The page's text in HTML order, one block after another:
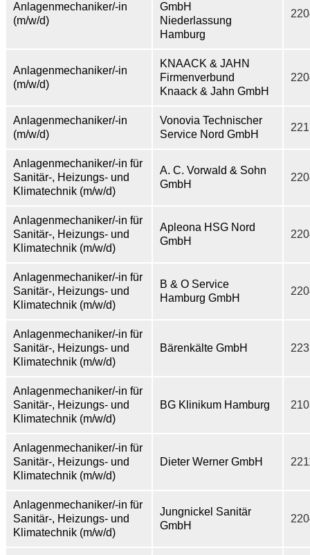
Anlagenmechaniker/-in
(m/w/d)
GmbH
Niederlassung
Hamburg
Anlagenmechaniker/-in
(m/w/d)
KNAACK & JAHN
Firmenverbund
Knaack & Jahn GmbH
Anlagenmechaniker/-in
(m/w/d)
Vonovia Technischer
Service Nord GmbH
Anlagenmechaniker/-in für
Sanitär-, Heizungs- und
Klimatechnik (m/w/d)
A. C. Vorwald & Sohn
GmbH
Anlagenmechaniker/-in für
Sanitär-, Heizungs- und
Klimatechnik (m/w/d)
Apleona HSG Nord
GmbH
Anlagenmechaniker/-in für
Sanitär-, Heizungs- und
Klimatechnik (m/w/d)
B & O Service
Hamburg GmbH
Anlagenmechaniker/-in für
Sanitär-, Heizungs- und
Klimatechnik (m/w/d)
Bärenkälte GmbH
Anlagenmechaniker/-in für
Sanitär-, Heizungs- und
Klimatechnik (m/w/d)
BG Klinikum Hamburg
Anlagenmechaniker/-in für
Sanitär-, Heizungs- und
Klimatechnik (m/w/d)
Dieter Werner GmbH
Anlagenmechaniker/-in für
Sanitär-, Heizungs- und
Klimatechnik (m/w/d)
Jungnickel Sanitär
GmbH